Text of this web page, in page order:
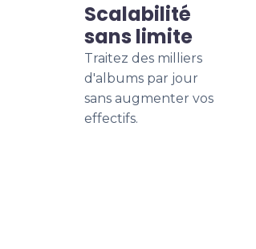
Scalabilité
sans limite
Traitez des milliers
d'albums par jour
sans augmenter vos
effectifs.